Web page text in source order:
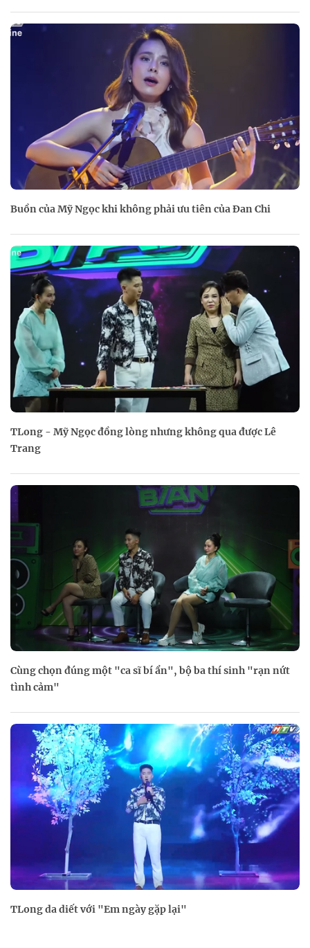
Buồn của Mỹ Ngọc khi không phải ưu tiên của Đan Chi
TLong - Mỹ Ngọc đồng lòng nhưng không qua được Lê
Trang
Cùng chọn đúng một "ca sĩ bí ẩn", bộ ba thí sinh "rạn nứt
tình cảm"
TLong da diết với "Em ngày gặp lại"